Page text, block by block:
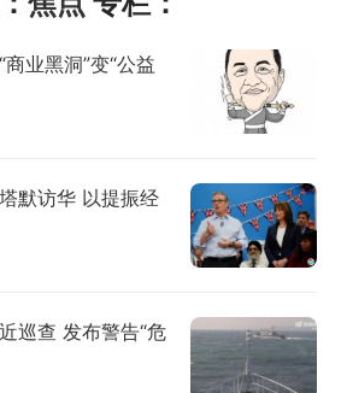
业黑洞”变“公益
默访华 以提振经
巡查 发布警告“危